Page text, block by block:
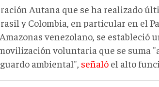
Autana que se ha realizado
y Colombia, en particular en el
venezolano, se estableció
voluntaria que se suma
ambiental", señaló el alto